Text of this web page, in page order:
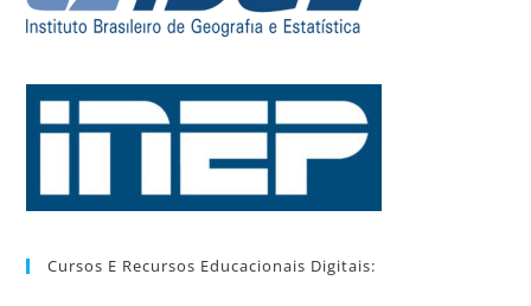
Cursos E Recursos Educacionais Digitais: